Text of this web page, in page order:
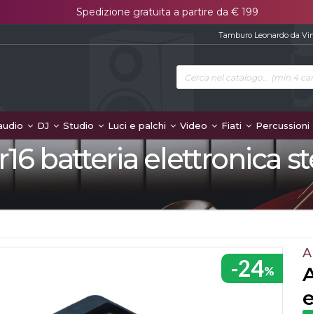
Spedizione gratuita a partire da € 199
Tamburo Leonardo da
DJ Studio Luci e palchi Video Fiati Percussioni
batteria elettronica
-24%